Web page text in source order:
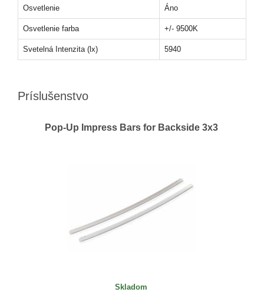
Osvetlenie Áno
Osvetlenie farba +/- 9500K
Svetelná Intenzita (lx) 5940
Príslušenstvo
Pop-Up Impress Bars for Backside 3x3
Skladom